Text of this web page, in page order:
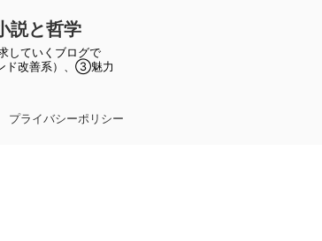
説と哲学
していくブログで
ド改善系）、③魅力
プライバシーポリシー